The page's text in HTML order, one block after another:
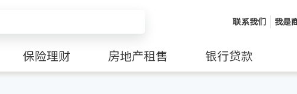
联系我们 我是
保险理财 房地产租售 银行贷款